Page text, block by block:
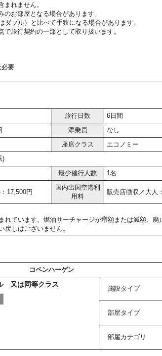
まれません。
お部屋となる場合があります。
ブル）と比べて手狭になる場合があります。
旅行契約の一部として取り扱います。
必要
旅行日数
6日間
添乗員
なし
座席クラス
エコノミー
)
最少催行人数 1名
17,500円
国内出国空港利
用料
販売店徴収／大人
れています。燃油サーチャージが増額または減額、廃
戻しはございません。
コペンハーゲン
又は同等クラス
施設タイプ
部屋タイプ
部屋カテゴリ